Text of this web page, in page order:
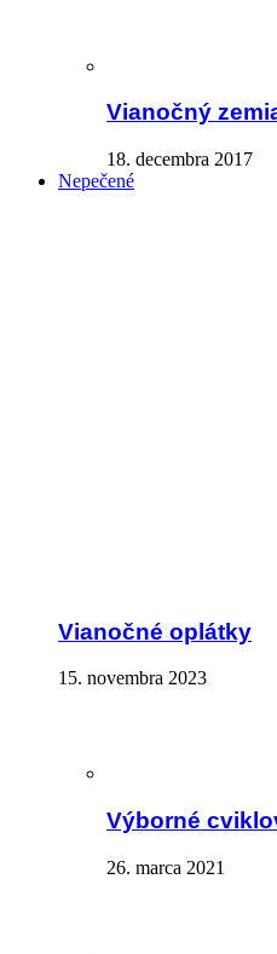
Vianočný
18. decembra 2017
Nepečené
Vianočné oplátky
15. novembra 2023
Výborné
26. marca 2021